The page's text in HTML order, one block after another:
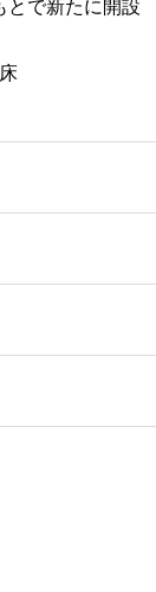
とで新たに開設